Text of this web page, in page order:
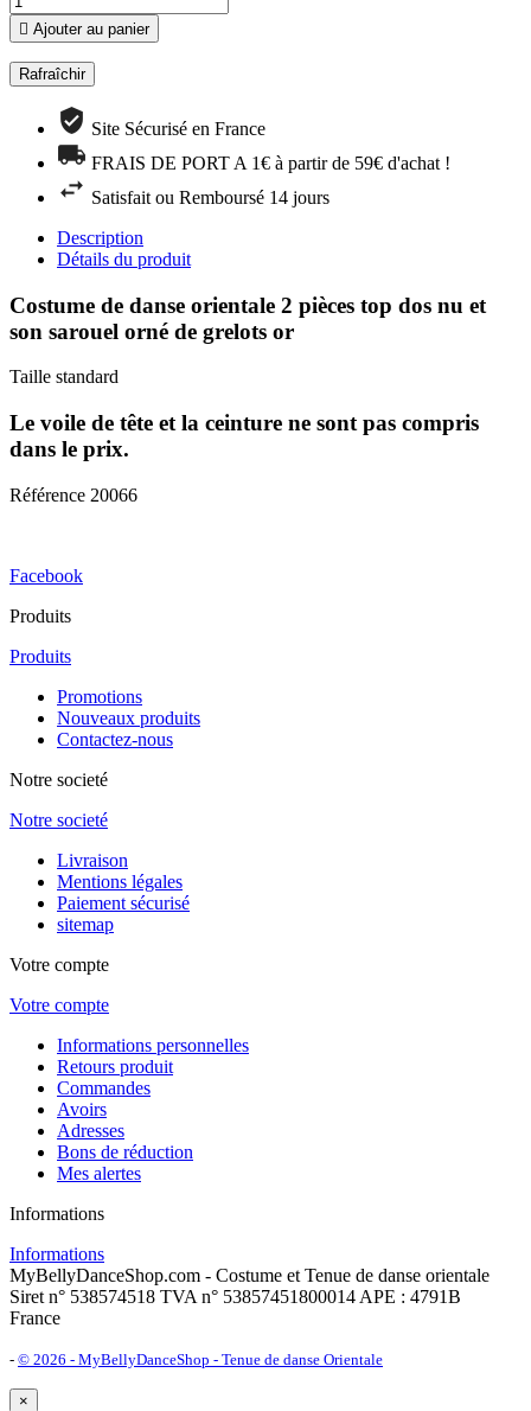
 Ajouter au panier
Site Sécurisé en France
FRAIS DE PORT A 1€ à partir de 59€ d'achat !
Satisfait ou Remboursé 14 jours
Description
Détails du produit
Costume de danse orientale 2 pièces top dos nu et
son sarouel orné de grelots or
Taille standard
Le voile de tête et la ceinture ne sont pas compris
dans le prix.
Référence 20066
Facebook
Produits
Produits
Promotions
Nouveaux produits
Contactez-nous
Notre societé
Notre societé
Livraison
Mentions légales
Paiement sécurisé
sitemap
Votre compte
Votre compte
Informations personnelles
Retours produit
Commandes
Avoirs
Adresses
Bons de réduction
Mes alertes
Informations
Informations
MyBellyDanceShop.com - Costume et Tenue de danse orientale
Siret n° 538574518 TVA n° 53857451800014 APE : 4791B
France
- © 2026 - MyBellyDanceShop - Tenue de danse Orientale
×